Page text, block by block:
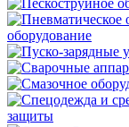
оборудование
защиты